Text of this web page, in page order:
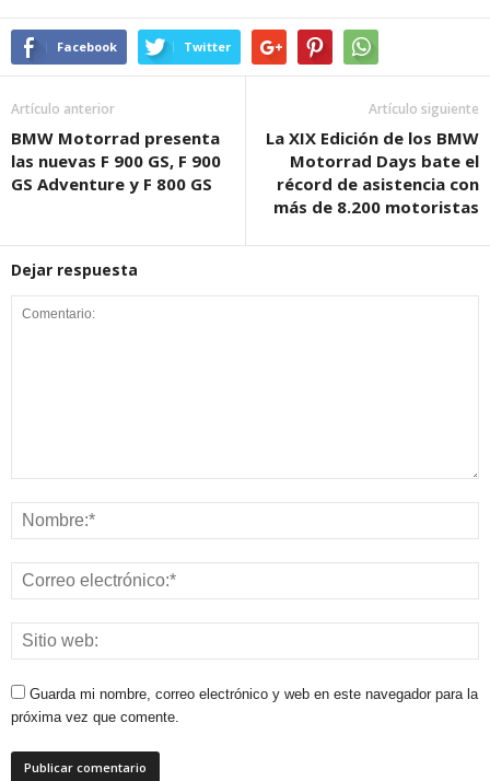
Facebook Twitter
Artículo anterior
BMW Motorrad presenta
las nuevas F 900 GS, F 900
GS Adventure y F 800 GS
Artículo siguiente
La XIX Edición de los BMW
Motorrad Days bate el
récord de asistencia con
más de 8.200 motoristas
Dejar respuesta
Guarda mi nombre, correo electrónico y web en este navegador para la
próxima vez que comente.